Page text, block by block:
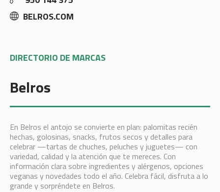
BELROS.COM
DIRECTORIO DE MARCAS
Belros
En Belros el antojo se convierte en plan: palomitas recién
hechas, golosinas, snacks, frutos secos y detalles para
celebrar —tartas de chuches, peluches y juguetes— con
variedad, calidad y la atención que te mereces. Con
información clara sobre ingredientes y alérgenos, opciones
veganas y novedades todo el año. Celebra fácil, disfruta a lo
grande y sorpréndete en Belros.